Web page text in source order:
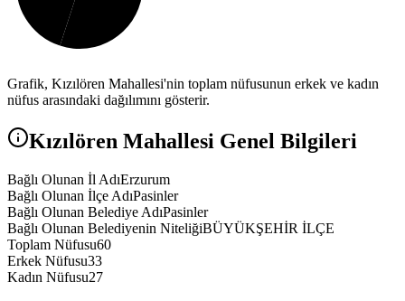
Grafik, Kızılören Mahallesi'nin toplam nüfusunun erkek ve kadın
nüfus arasındaki dağılımını gösterir.
Kızılören Mahallesi Genel Bilgileri
Bağlı Olunan İl AdıErzurum
Bağlı Olunan İlçe AdıPasinler
Bağlı Olunan Belediye AdıPasinler
Bağlı Olunan Belediyenin NiteliğiBÜYÜKŞEHİR İLÇE
Toplam Nüfusu60
Erkek Nüfusu33
Kadın Nüfusu27